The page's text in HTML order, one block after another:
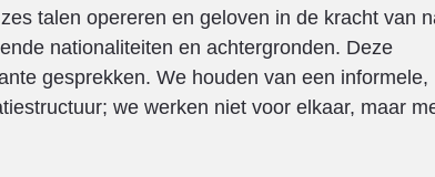
talen opereren en geloven in de kracht van
nationaliteiten en achtergronden. Deze
gesprekken. We houden van een informele,
we werken niet voor elkaar, maar